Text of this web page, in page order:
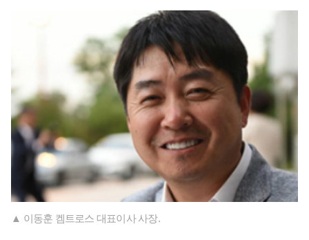
▲ 이동훈 켐트로스 대표이사 사장.